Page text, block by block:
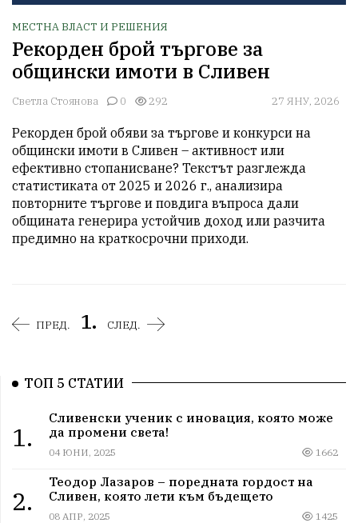
МЕСТНА ВЛАСТ И РЕШЕНИЯ
Рекорден брой търгове за
общински имоти в Сливен
Светла Стоянова 0 292 27 ЯНУ, 2026
Рекорден брой обяви за търгове и конкурси на
общински имоти в Сливен – активност или
ефективно стопанисване? Текстът разглежда
статистиката от 2025 и 2026 г., анализира
повторните търгове и повдига въпроса дали
общината генерира устойчив доход или разчита
предимно на краткосрочни приходи.
ПРЕД. 1. СЛЕД.
ТОП 5 СТАТИИ
1.
Сливенски ученик с иновация, която може
да промени света!
04 ЮНИ, 2025 1662
2.
Теодор Лазаров – поредната гордост на
Сливен, която лети към бъдещето
08 АПР, 2025 1425